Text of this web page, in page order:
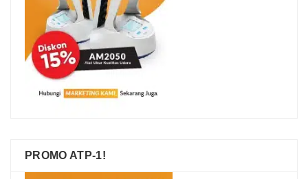
PROMO ATP-1!